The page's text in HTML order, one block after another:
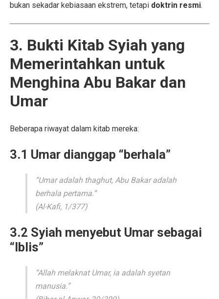
bukan sekadar kebiasaan ekstrem, tetapi doktrin resmi.
3. Bukti Kitab Syiah yang
Memerintahkan untuk
Menghina Abu Bakar dan
Umar
Beberapa riwayat dalam kitab mereka:
3.1 Umar dianggap “berhala”
“Umar adalah thaghut, Abu Bakar adalah
berhala pertama.”
(Al-Kafi, 1/377)
3.2 Syiah menyebut Umar sebagai
“Iblis”
“Allah melaknat Umar, ia adalah syetan
manusia.”